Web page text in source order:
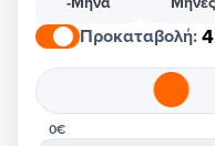
Προκαταβολή:
0€